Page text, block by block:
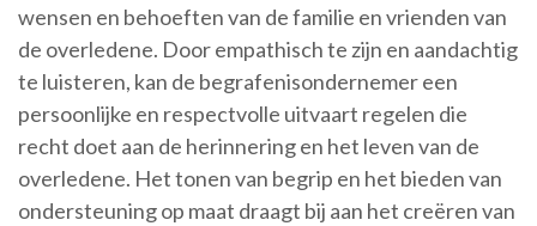
wensen en behoeften van de familie en vrienden van
de overledene. Door empathisch te zijn en aandachtig
te luisteren, kan de begrafenisondernemer een
persoonlijke en respectvolle uitvaart regelen die
recht doet aan de herinnering en het leven van de
overledene. Het tonen van begrip en het bieden van
ondersteuning op maat draagt bij aan het creëren van